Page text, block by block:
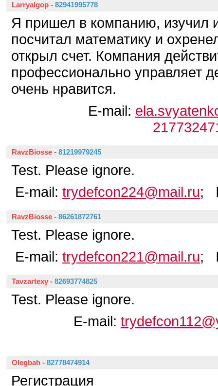
Larryalgop - 82941995778
Я пришел в компанию, изучил
посчитал математику и
открыл счет. Компания
профессионально управляет
очень нравится.
E-mail:
RavzBiosse - 81219979245
Test. Please ignore.
E-mail: trydefcon224@mail.ru;
RavzBiosse - 86261872761
Test. Please ignore.
E-mail: trydefcon221@mail.ru;
Tavzartexy - 82693774825
Test. Please ignore.
E-mail:
Olegbah - 82778474914
Регистрация